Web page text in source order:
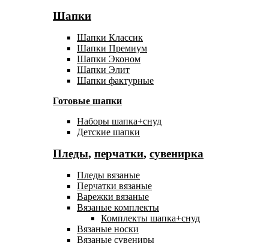
Шапки
Шапки Классик
Шапки Премиум
Шапки Эконом
Шапки Элит
Шапки фактурные
Готовые шапки
Наборы шапка+снуд
Детские шапки
Пледы, перчатки, сувенирка
Пледы вязаные
Перчатки вязаные
Варежки вязаные
Вязаные комплекты
Комплекты шапка+снуд
Вязаные носки
Вязаные сувениры